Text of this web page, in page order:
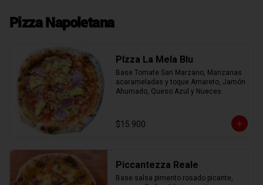
Pizza Napoletana
PIzza La Mela Blu
Base Tomate San Marzano, Manzanas
acarameladas y toque Amareto, Jamón
Ahumado, Queso Azul y Nueces.
$15.900
Piccantezza Reale
Base salsa pimento rosado picante,